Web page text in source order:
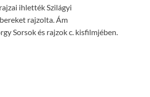
ihlették Szilágyi
rajzolta. Ám
Sorsok és rajzok c. kisfilmjében.